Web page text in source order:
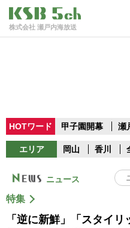
株式会社 瀬戸内海放送
HOTワード 甲子園開幕 瀬
エリア 岡山 香川
ニュース
特集
「逆に新鮮」「スタイ